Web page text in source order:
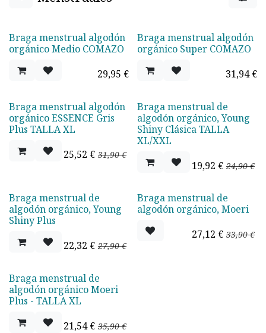
Braga menstrual algodón
orgánico Medio COMAZO
29,95 €
Braga menstrual algodón
orgánico Super COMAZO
31,94€
Oferta - 20%
Braga menstrual algodón
orgánico ESSENCE Gris
Plus TALLA XL
25,52 € 31,90€
Oferta - 20%
Braga menstrual de
algodón orgánico, Young
Shiny Clásica TALLA
XL/XXL
19,92 € 24,90€
Oferta - 20%
Braga menstrual de
algodón orgánico, Young
Shiny Plus
22,32 € 27,90€
Oferta - 20%
Braga menstrual de
algodón orgánico, Moeri
27,12 € 33,90€
Oferta - 40%
Braga menstrual de
algodón orgánico Moeri
Plus - TALLA XL
21,54€ 35,90€